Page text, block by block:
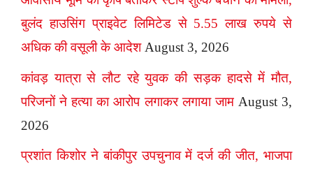
बुलंद हाउसिंग प्राइवेट लिमिटेड से 5.55 लाख रुपये से
अधिक की वसूली के आदेश August 3, 2026
कांवड़ यात्रा से लौट रहे युवक की सड़क हादसे में मौत,
परिजनों ने हत्या का आरोप लगाकर लगाया जाम August 3,
2026
प्रशांत किशोर ने बांकीपुर उपचुनाव में दर्ज की जीत, भाजपा